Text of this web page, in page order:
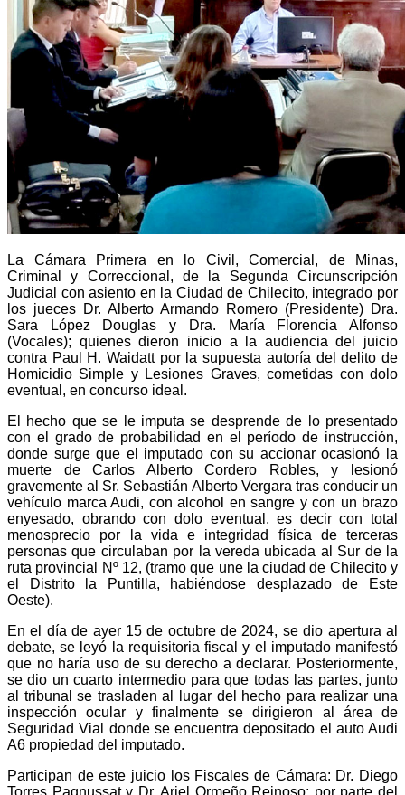
La Cámara Primera en lo Civil, Comercial, de Minas,
Criminal y Correccional, de la Segunda Circunscripción
Judicial con asiento en la Ciudad de Chilecito, integrado por
los jueces Dr. Alberto Armando Romero (Presidente) Dra.
Sara López Douglas y Dra. María Florencia Alfonso
(Vocales); quienes dieron inicio a la audiencia del juicio
contra Paul H. Waidatt por la supuesta autoría del delito de
Homicidio Simple y Lesiones Graves, cometidas con dolo
eventual, en concurso ideal.
El hecho que se le imputa se desprende de lo presentado
con el grado de probabilidad en el período de instrucción,
donde surge que el imputado con su accionar ocasionó la
muerte de Carlos Alberto Cordero Robles, y lesionó
gravemente al Sr. Sebastián Alberto Vergara tras conducir un
vehículo marca Audi, con alcohol en sangre y con un brazo
enyesado, obrando con dolo eventual, es decir con total
menosprecio por la vida e integridad física de terceras
personas que circulaban por la vereda ubicada al Sur de la
ruta provincial Nº 12, (tramo que une la ciudad de Chilecito y
el Distrito la Puntilla, habiéndose desplazado de Este
Oeste).
En el día de ayer 15 de octubre de 2024, se dio apertura al
debate, se leyó la requisitoria fiscal y el imputado manifestó
que no haría uso de su derecho a declarar. Posteriormente,
se dio un cuarto intermedio para que todas las partes, junto
al tribunal se trasladen al lugar del hecho para realizar una
inspección ocular y finalmente se dirigieron al área de
Seguridad Vial donde se encuentra depositado el auto Audi
A6 propiedad del imputado.
Participan de este juicio los Fiscales de Cámara: Dr. Diego
Torres Pagnussat y Dr. Ariel Ormeño Reinoso; por parte del